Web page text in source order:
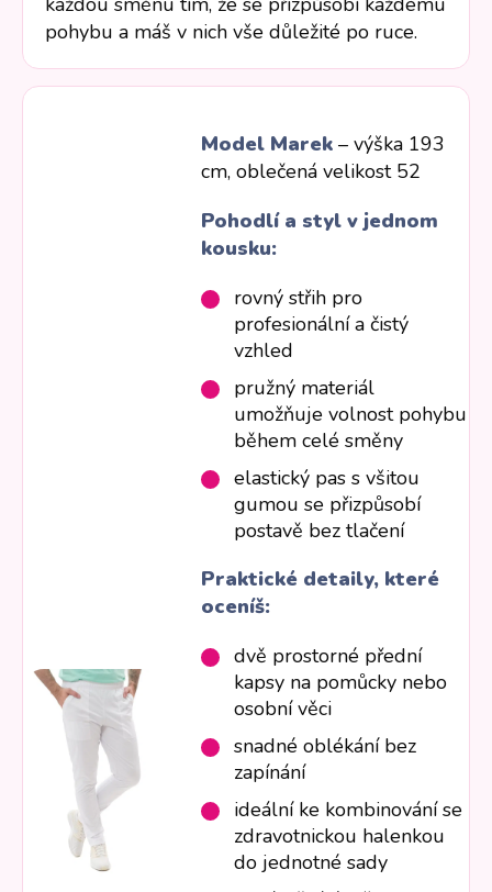
pohybu a máš v nich vše důležité po ruce.
Model Marek – výška 193
cm, oblečená velikost 52
Pohodlí a styl v jednom
kousku:
rovný střih pro
profesionální a čistý
vzhled
pružný materiál
umožňuje volnost pohybu
během celé směny
elastický pas s všitou
gumou se přizpůsobí
postavě bez tlačení
Praktické detaily, které
oceníš:
dvě prostorné přední
kapsy na pomůcky nebo
osobní věci
snadné oblékání bez
zapínání
ideální ke kombinování se
zdravotnickou halenkou
do jednotné sady